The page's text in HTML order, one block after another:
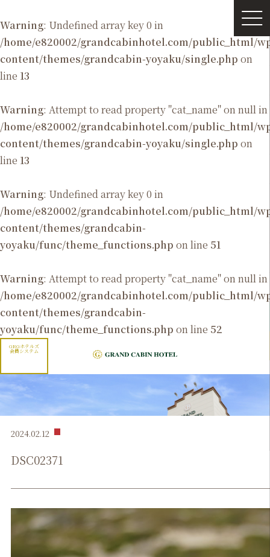
Warning: Undefined array key 0 in
/home/e820002/grandcabinhotel.com/public_html/
content/themes/grandcabin-yoyaku/single.php on
line 13
Warning: Attempt to read property "cat_name" on null in
/home/e820002/grandcabinhotel.com/public_html/
content/themes/grandcabin-yoyaku/single.php on
line 13
Warning: Undefined array key 0 in
/home/e820002/grandcabinhotel.com/public_html/
content/themes/grandcabin-
yoyaku/func/theme_functions.php on line 51
Warning: Attempt to read property "cat_name" on null in
/home/e820002/grandcabinhotel.com/public_html/
content/themes/grandcabin-
yoyaku/func/theme_functions.php on line 52
GRGホテルズ
会員システム
2024.02.12
DSC02371